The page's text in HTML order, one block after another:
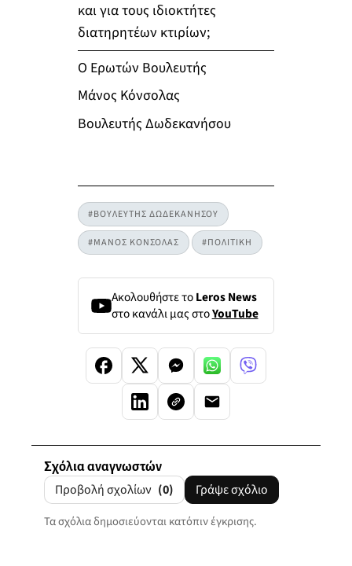
και για τους ιδιοκτήτες
διατηρητέων κτιρίων;
Ο Ερωτών Βουλευτής
Μάνος Κόνσολας
Βουλευτής Δωδεκανήσου
#ΒΟΥΛΕΥΤΗΣ ΔΩΔΕΚΑΝΗΣΟΥ
#ΜΑΝΟΣ ΚΟΝΣΟΛΑΣ #ΠΟΛΙΤΙΚΗ
Ακολουθήστε τοLeros News
στο κανάλι μας στοYouTube
Σχόλια αναγνωστών
Προβολή σχολίων (0) Γράψε σχόλιο
Τα σχόλια δημοσιεύονται κατόπιν έγκρισης.